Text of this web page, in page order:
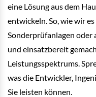
eine Lösung aus dem
entwickeln. So, wie wir
Sonderprüfanlagen oder
und einsatzbereit
Leistungsspektrums.
was die Entwickler,
Sie leisten können.